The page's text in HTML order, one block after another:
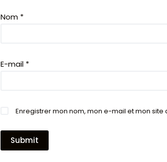
Nom *
E-mail *
Enregistrer mon nom, mon e-mail et mon
Submit